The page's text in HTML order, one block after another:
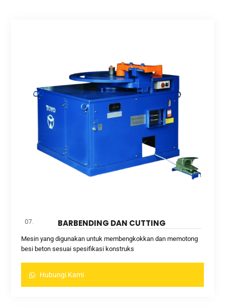
07. BARBENDING DAN CUTTING
Mesin yang digunakan untuk membengkokkan dan memotong
besi beton sesuai spesifikasi konstruks
Hubungi Kami